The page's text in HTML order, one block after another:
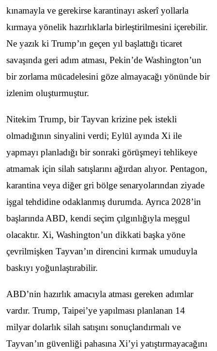
kınamayla ve gerekirse karantinayı askerî yollarla
kırmaya yönelik hazırlıklarla birleştirilmesini içerebilir.
Ne yazık ki Trump’ın geçen yıl başlattığı ticaret
savaşında geri adım atması, Pekin’de Washington’un
bir zorlama mücadelesini göze almayacağı yönünde bir
izlenim oluşturmuştur.
Nitekim Trump, bir Tayvan krizine pek istekli
olmadığının sinyalini verdi; Eylül ayında Xi ile
yapmayı planladığı bir sonraki görüşmeyi tehlikeye
atmamak için silah satışlarını ağırdan alıyor. Pentagon,
karantina veya diğer gri bölge senaryolarından ziyade
işgal tehdidine odaklanmış durumda. Ayrıca 2028’in
başlarında ABD, kendi seçim çılgınlığıyla meşgul
olacaktır. Xi, Washington’un dikkati başka yöne
çevrilmişken Tayvan’ın direncini kırmak umuduyla
baskıyı yoğunlaştırabilir.
ABD’nin hazırlık amacıyla atması gereken adımlar
vardır. Trump, Taipei’ye yapılması planlanan 14
milyar dolarlık silah satışını sonuçlandırmalı ve
Tayvan’ın güvenliği pahasına Xi’yi yatıştırmayacağını